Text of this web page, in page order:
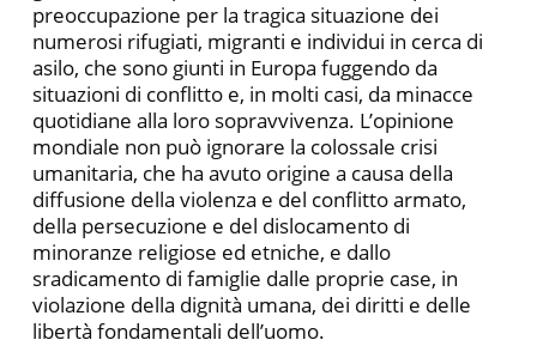
preoccupazione per la tragica situazione dei
numerosi rifugiati, migranti e individui in cerca di
asilo, che sono giunti in Europa fuggendo da
situazioni di conflitto e, in molti casi, da minacce
quotidiane alla loro sopravvivenza. L’opinione
mondiale non può ignorare la colossale crisi
umanitaria, che ha avuto origine a causa della
diffusione della violenza e del conflitto armato,
della persecuzione e del dislocamento di
minoranze religiose ed etniche, e dallo
sradicamento di famiglie dalle proprie case, in
violazione della dignità umana, dei diritti e delle
libertà fondamentali dell’uomo.